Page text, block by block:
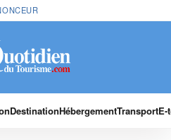
DestinationHébergementTransport